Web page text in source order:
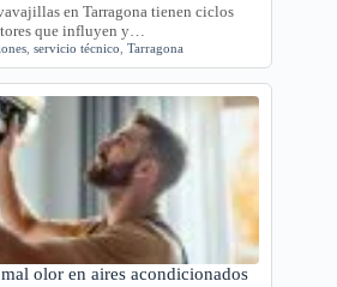
en Tarragona tienen ciclos
que influyen y…
servicio técnico Tarragona
olor en aires acondicionados